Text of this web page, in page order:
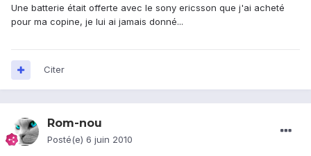
Une batterie était offerte avec le sony ericsson que j'ai acheté
pour ma copine, je lui ai jamais donné...
Citer
Rom-nou
Posté(e) 6 juin 2010